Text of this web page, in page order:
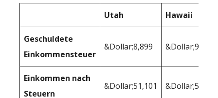
Utah Hawaii
Geschuldete
Einkommensteuer
&Dollar;8,899 &Dollar;9,896
Einkommen nach
Steuern
&Dollar;51,101 &Dollar;50,104